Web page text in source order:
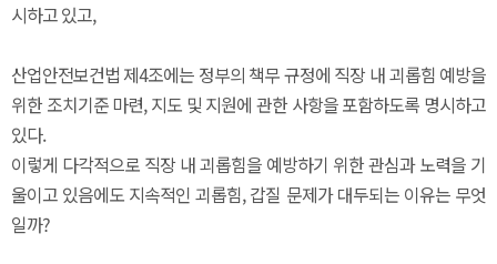
시하고 있고,
산업안전보건법 제4조에는 정부의 책무 규정에 직장 내 괴롭힘 예방을
위한 조치기준 마련, 지도 및 지원에 관한 사항을 포함하도록 명시하고
있다.
이렇게 다각적으로 직장 내 괴롭힘을 예방하기 위한 관심과 노력을 기
울이고 있음에도 지속적인 괴롭힘, 갑질 문제가 대두되는 이유는 무엇
일까?